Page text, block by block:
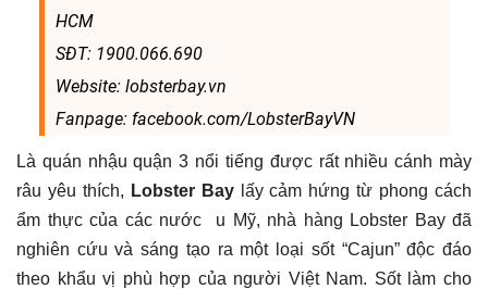
HCM
SĐT: 1900.066.690
Website: lobsterbay.vn
Fanpage: facebook.com/LobsterBayVN
Là quán nhậu quận 3 nổi tiếng được rất nhiều cánh mày
râu yêu thích, Lobster Bay lấy cảm hứng từ phong cách
ẩm thực của các nước u Mỹ, nhà hàng Lobster Bay đã
nghiên cứu và sáng tạo ra một loại sốt “Cajun” độc đáo
theo khẩu vị phù hợp của người Việt Nam. Sốt làm cho